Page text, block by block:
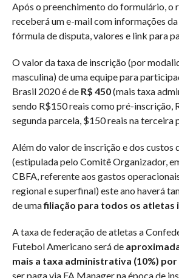
Após o preenchimento do formulário, o
receberá um e-mail com informações
fórmula de disputa, valores e link para
O valor da taxa de inscrição (por
masculina) de uma equipe para
Brasil 2020 é de R$ 450(mais taxa
sendo R$150 reais como pré-inscrição,
segunda parcela, $150 reais na terceira
Além do valor de inscrição e dos custos
(estipulada pelo Comitê Organizador,
CBFA, referente aos gastos
regional e superfinal) este ano haverá
de umafiliação para todos os atletas
A taxa de federação de atletas a
Futebol Americano será de
mais a taxa administrativa (10%)
ser paga via FA Manager na época de